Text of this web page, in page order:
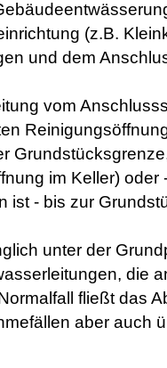
(z.B.
und dem
vom
im Keller) oder
ist - bis zur
unter der
die
fließt das
aber auch